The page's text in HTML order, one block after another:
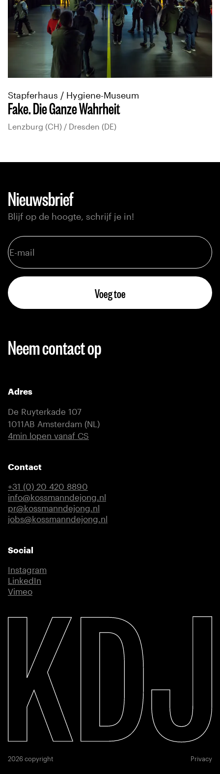
Fake. Die Ganze Wahrheit
Stapferhaus / Hygiene-Museum
Lenzburg (CH) / Dresden (DE)
Nieuwsbrief
Blijf op de hoogte, schrijf je in!
Voeg toe
Neem contact op
Adres
De Ruyterkade 107
1011AB Amsterdam (NL)
(externe link)
4min lopen vanaf CS
Contact
+31 (0) 20 420 8890
info@kossmanndejong.nl
pr@kossmanndejong.nl
jobs@kossmanndejong.nl
Social
Instagram
LinkedIn
Vimeo
2026 copyright Privacy